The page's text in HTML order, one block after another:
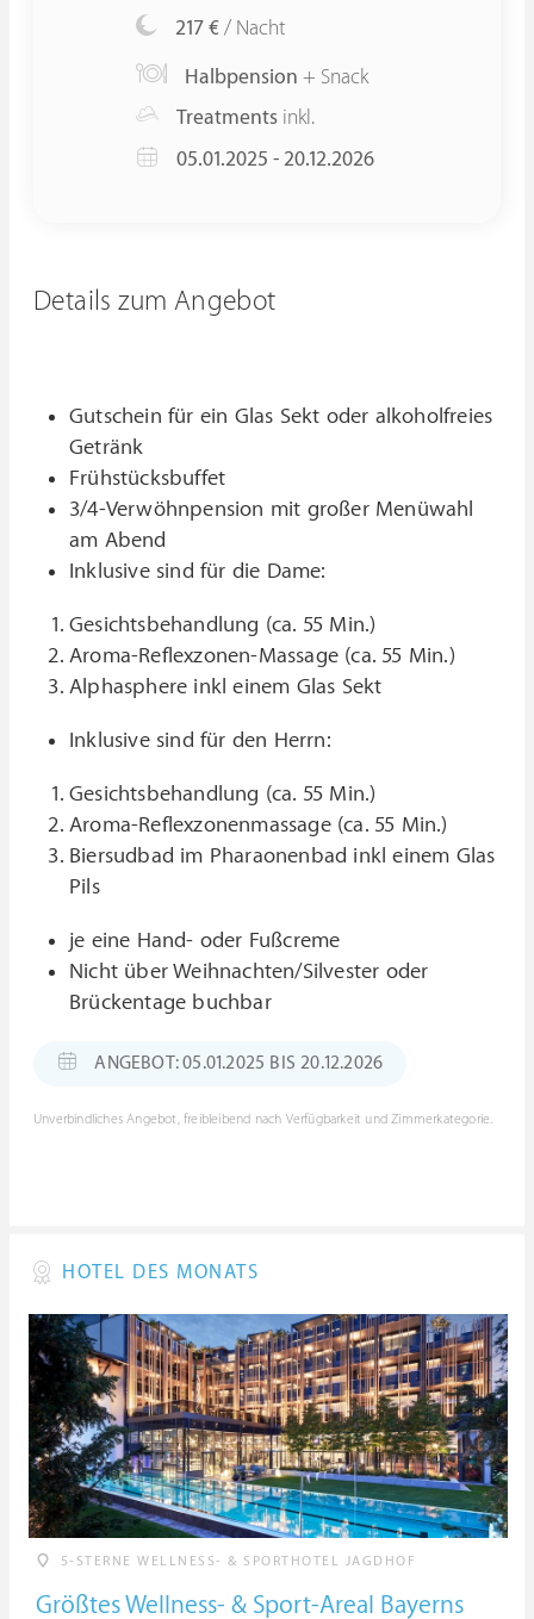
217 € / Nacht
Halbpension + Snack
Treatments inkl.
05.01.2025 - 20.12.2026
Details zum Angebot
Gutschein für ein Glas Sekt oder alkoholfreies
Getränk
Frühstücksbuffet
3/4-Verwöhnpension mit großer Menüwahl
am Abend
Inklusive sind für die Dame:
Gesichtsbehandlung (ca. 55 Min.)
Aroma-Reflexzonen-Massage (ca. 55 Min.)
Alphasphere inkl einem Glas Sekt
Inklusive sind für den Herrn:
Gesichtsbehandlung (ca. 55 Min.)
Aroma-Reflexzonenmassage (ca. 55 Min.)
Biersudbad im Pharaonenbad inkl einem Glas
Pils
je eine Hand- oder Fußcreme
Nicht über Weihnachten/Silvester oder
Brückentage buchbar
ANGEBOT: 05.01.2025 BIS 20.12.2026
Unverbindliches Angebot, freibleibend nach Verfügbarkeit und Zimmerkategorie.
HOTEL DES MONATS
5-STERNE WELLNESS- & SPORTHOTEL JAGDHOF
Größtes Wellness- & Sport-Areal Bayerns